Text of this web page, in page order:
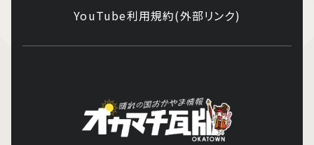
YouTube利用規約(外部リンク)